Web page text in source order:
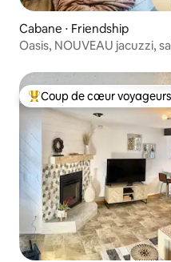
Cabane ⋅ Friendship
Oasis, NOUVEAU jacuzzi,
Coups de cœur voyageurs
Coup de cœur voyageurs